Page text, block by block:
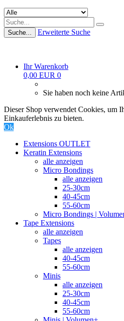
Suche... Erweiterte Suche
Ihr Warenkorb
0,00 EUR 0
Sie haben noch keine
Dieser Shop verwendet Cookies, um
Einkauferlebnis zu bieten.
Ok
Extensions OUTLET
Keratin Extensions
alle anzeigen
Micro Bondings
alle anzeigen
25-30cm
40-45cm
55-60cm
Micro Bondings |
Tape Extensions
alle anzeigen
Tapes
alle anzeigen
40-45cm
55-60cm
Minis
alle anzeigen
25-30cm
40-45cm
55-60cm